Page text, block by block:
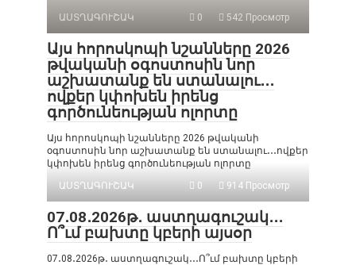
ԱՍՏՂԱԳՈՒՇԱԿ 0 542 Просмотр
Այս հորոսկոպի նշանները 2026
թվականի օգոստոսին նոր
աշխատանք են ստանալու․․․
ովքեր կփոխեն իրենց
գործունեության ոլորտը
Այս հորոսկոպի նշանները 2026 թվականի
օգոստոսին նոր աշխատանք են ստանալու․․․ովքեր
կփոխեն իրենց գործունեության ոլորտը
ԱՍՏՂԱԳՈՒՇԱԿ
0 914 Просмотр
07․08․2026թ․ աստղագուշակ․․․
Ո՞ւմ բախտը կբերի այսօր
07․08․2026թ․ աստղագուշակ․․․Ո՞ւմ բախտը կբերի